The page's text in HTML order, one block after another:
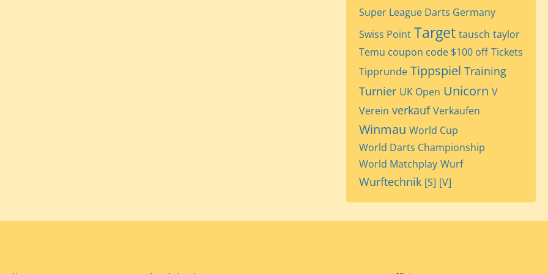
Super League Darts Germany
Swiss Point Target tausch taylor
Temu coupon code $100 off Tickets
Tipprunde Tippspiel Training
Turnier UK Open Unicorn V
Verein verkauf Verkaufen
Winmau World Cup
World Darts Championship
World Matchplay Wurf
Wurftechnik [S] [V]